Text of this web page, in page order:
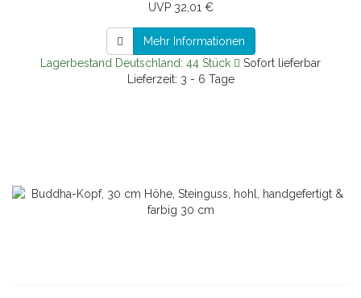
UVP 32,01 €
Mehr Informationen
Lagerbestand Deutschland: 44 Stück
Sofort lieferbar
Lieferzeit: 3 - 6 Tage